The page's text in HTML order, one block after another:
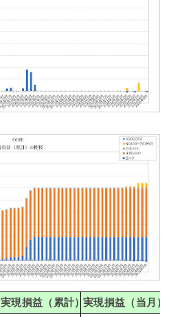
実現損益（累計）実現損益（当月）